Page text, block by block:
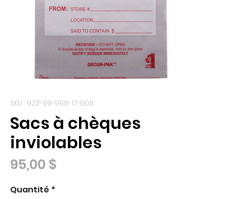
SKU : 922-99-998-17-008
Sacs à chèques
inviolables
95,00 $
Quantité *